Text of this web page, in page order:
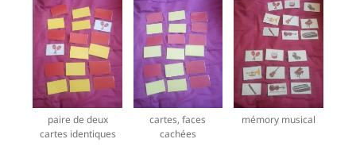
paire de deux
cartes identiques
cartes, faces
cachées
mémory musical